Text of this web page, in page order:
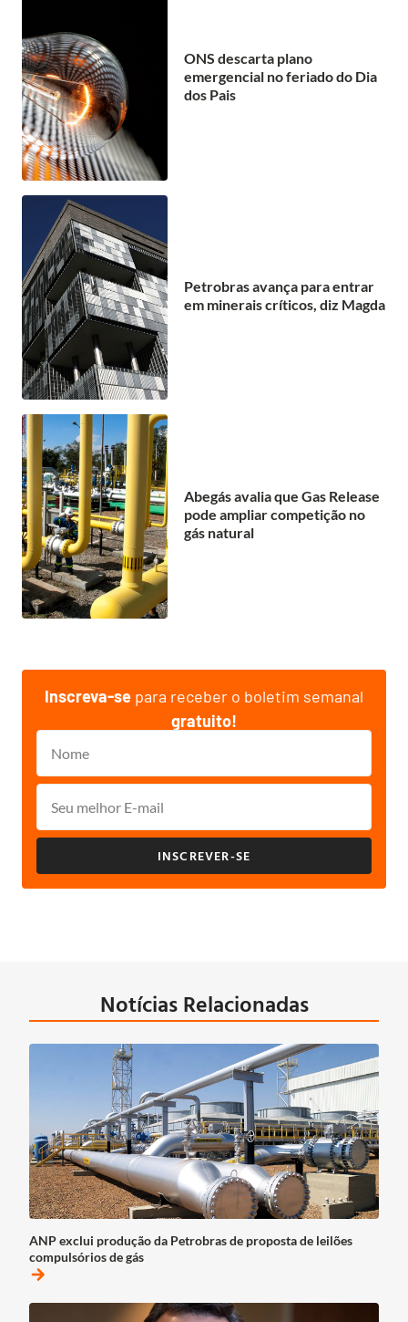
ONS descarta plano
emergencial no feriado do Dia
dos Pais
Petrobras avança para entrar
em minerais críticos, diz Magda
Abegás avalia que Gas Release
pode ampliar competição no
gás natural
Inscreva-se para receber o boletim semanal
gratuito!
INSCREVER-SE
Notícias Relacionadas
ANP exclui produção da Petrobras de proposta de leilões
compulsórios de gás
arrow_forward